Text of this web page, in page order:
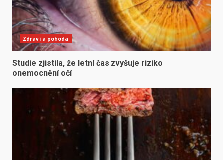
Zdraví a pohoda
Studie zjistila, že letní čas zvyšuje riziko
onemocnění očí